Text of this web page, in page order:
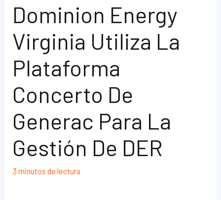
Dominion Energy
Virginia Utiliza La
Plataforma
Concerto De
Generac Para La
Gestión De DER
3 minutos de lectura